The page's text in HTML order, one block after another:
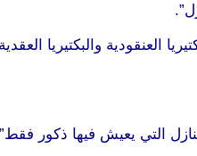
والبكتيريا
التي يعيش فيها ذكور